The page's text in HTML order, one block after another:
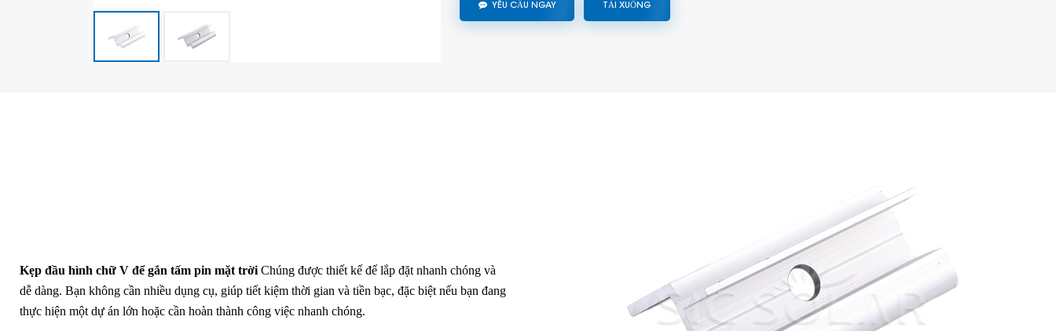
YÊU CẦU NGAY TẢI XUỐNG
Kẹp đầu hình chữ V để gắn tấm pin mặt trời Chúng được thiết kế để lắp đặt nhanh chóng và
dễ dàng. Bạn không cần nhiều dụng cụ, giúp tiết kiệm thời gian và tiền bạc, đặc biệt nếu bạn đang
thực hiện một dự án lớn hoặc cần hoàn thành công việc nhanh chóng.